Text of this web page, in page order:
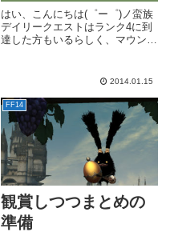
はい、こんにちは(゜ー゜)ノ蛮族
デイリークエストはランク4に到
達した方もいるらしく、マウント
に入りのマウントなので欲しいな
が。マウントと言えば、やはり
白...
2014.01.15
FF14
観賞しつつまとめの
準備